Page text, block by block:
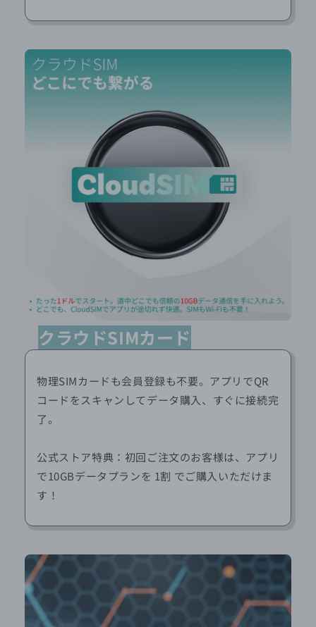
クラウドSIMカード
物理SIMカードも会員登録も不要。アプリでQR
コードをスキャンしてデータ購入、すぐに接続完
了。
公式ストア特典：初回ご注文のお客様は、アプリ
で10GBデータプランを 1割 でご購入いただけま
す！